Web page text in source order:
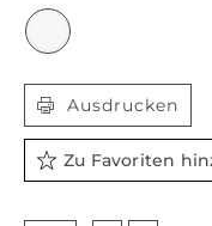
Ausdrucken
Zu Favoriten